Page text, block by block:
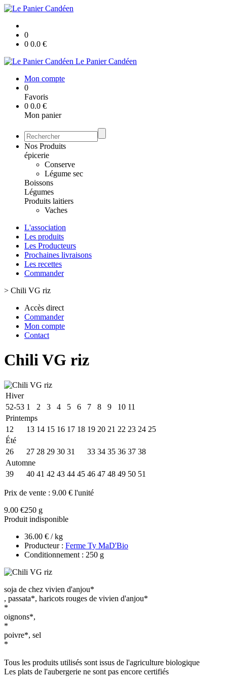
0
0 0.0 €
Le Panier Candéen
Mon compte
0
Favoris
0 0.0 €
Mon panier
Nos Produits
épicerie
Conserve
Légume sec
Boissons
Légumes
Produits laitiers
Vaches
L'association
Les produits
Les Producteurs
Prochaines livraisons
Les recettes
Commander
> Chili VG riz
Accès direct
Commander
Mon compte
Contact
Chili VG riz
Hiver
52-53 1 2 3 4 5 6 7 8 9 10 11
Printemps
12
13 14 15 16 17 18 19 20 21 22 23 24 25
Été
26
27 28 29 30 31 33 34 35 36 37 38
Automne
39
40 41 42 43 44 45 46 47 48 49 50 51
Prix de vente : 9.00 € l'unité
9.00 €250 g
Produit indisponible
36.00 € / kg
Producteur : Ferme Ty MaD'Bio
Conditionnement : 250 g
soja de chez vivien d'anjou*
, passata*, haricots rouges de vivien d'anjou*
*
oignons*,
*
poivre*, sel
*
Tous les produits utilisés sont issus de l'agriculture biologique
Les plats de l'aubergerie ne sont pas encore certifiés